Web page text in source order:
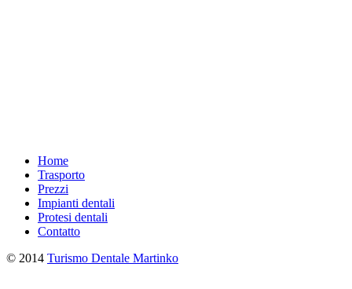
Home
Trasporto
Prezzi
Impianti dentali
Protesi dentali
Contatto
© 2014 Turismo Dentale Martinko